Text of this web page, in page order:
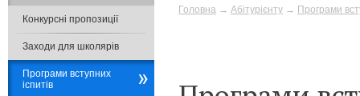
Головна → Абітурієнту → Програми
Конкурсні пропозиції
Заходи для школярів
Програми вступних
іспитів